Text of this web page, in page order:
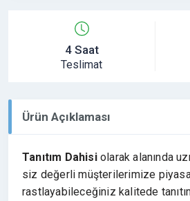
4 Saat
Teslimat
Ürün Açıklaması
Tanıtım Dahisiolarak alanında
siz değerli müşterilerimize
rastlayabileceğiniz kalitede